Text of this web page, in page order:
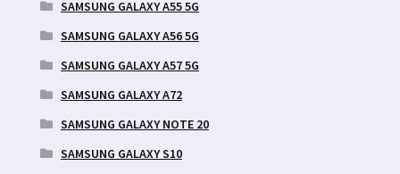
SAMSUNG GALAXY A55 5G
SAMSUNG GALAXY A56 5G
SAMSUNG GALAXY A57 5G
SAMSUNG GALAXY A72
SAMSUNG GALAXY NOTE 20
SAMSUNG GALAXY S10